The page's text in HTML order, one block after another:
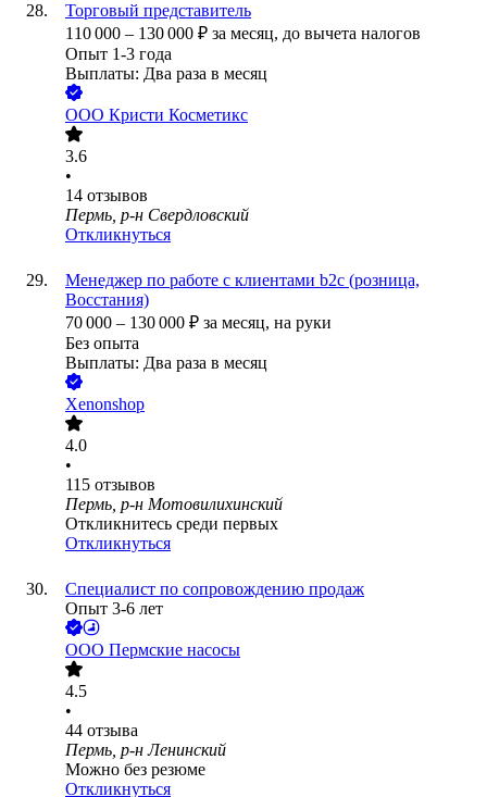
Торговый представитель
110 000 – 130 000 ₽ за месяц, до вычета налогов
Опыт 1-3 года
Выплаты: Два раза в месяц
ООО Кристи Косметикс
3.6
•
14 отзывов
Пермь, р-н Свердловский
Откликнуться
Менеджер по работе с клиентами b2c (розница,
Восстания)
70 000 – 130 000 ₽ за месяц, на руки
Без опыта
Выплаты: Два раза в месяц
Xenonshop
4.0
•
115 отзывов
Пермь, р-н Мотовилихинский
Откликнитесь среди первых
Откликнуться
Специалист по сопровождению продаж
Опыт 3-6 лет
ООО Пермские насосы
4.5
•
44 отзыва
Пермь, р-н Ленинский
Можно без резюме
Откликнуться